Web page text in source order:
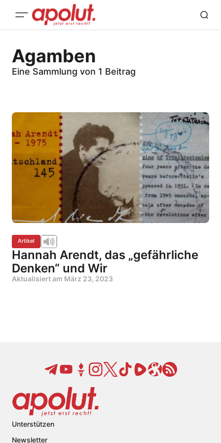
Agamben
Eine Sammlung von 1 Beitrag
Artikel
Hannah Arendt, das „gefährliche
Denken“ und Wir
Aktualisiert am März 23, 2023
Unterstützen
Newsletter